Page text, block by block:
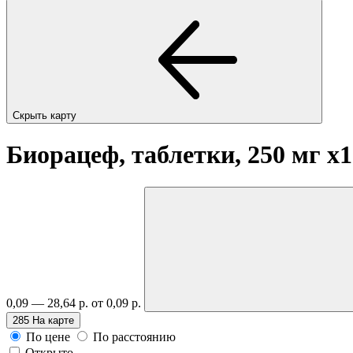
Скрыть карту
Биорацеф, таблетки, 250 мг
0,09 — 28,64 р. от 0,09 р.
285 На карте
По цене
По расстоянию